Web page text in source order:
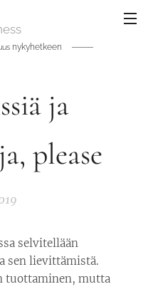
nykyhetkeen
ja
please
selvitellään
sen lievittämistä.
tuottaminen, mutta